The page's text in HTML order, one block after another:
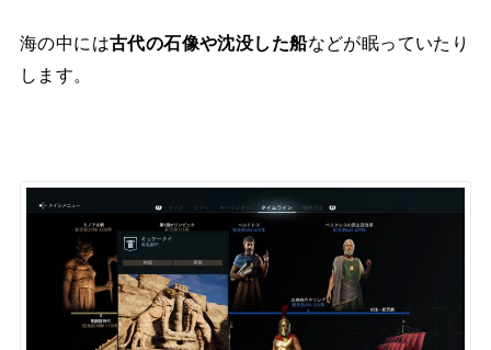
海の中には古代の石像や沈没した船などが眠っていたり
します。